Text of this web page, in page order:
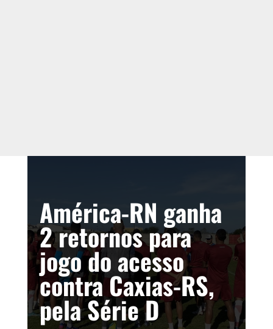
América-RN ganha
2 retornos para
jogo do acesso
contra Caxias-RS,
pela Série D